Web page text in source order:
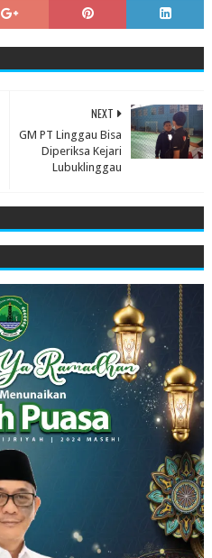
NEXT
GM PT Linggau Bisa
Diperiksa Kejari
Lubuklinggau